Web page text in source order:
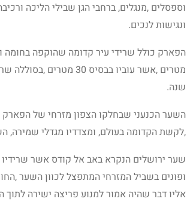
וספסלים ,מנגלים, ברחבי הגן שבילי הליכה
ונגישות לנכים.
מטרים ,אשר עוביו
שנה.
השער הכנעני שבחלקו הצפון מזרחי של
,לקשת הקדומה בעולם, ומצדדיו מגדלי שמירה,
שער ירושלים הנקרא באב אל קודס אשר
ופונים בשביל המזרחי המתפצל לכוון השער
אליו דבר שהיה אמור למנוע פריצה ישירה